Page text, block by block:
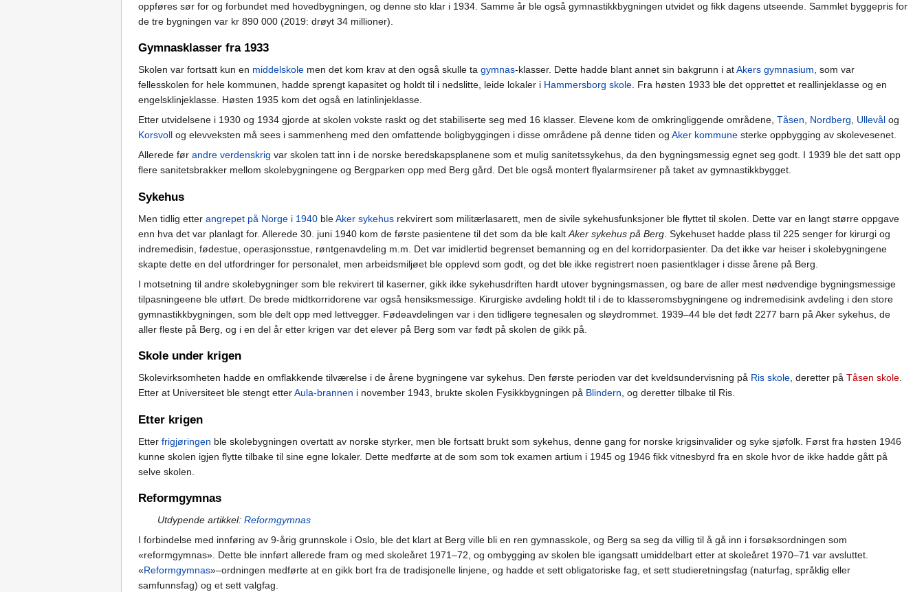
oppføres sør for og forbundet med hovedbygningen, og denne sto klar i 1934. Samme år ble også gymnastikkbygningen utvidet og fikk dagens utseende. Sammlet byggepris for
de tre bygningen var kr 890 000 (2019: drøyt 34 millioner).
Gymnasklasser fra 1933
Skolen var fortsatt kun en middelskole men det kom krav at den også skulle ta gymnas-klasser. Dette hadde blant annet sin bakgrunn i atAkers gymnasium, som var
fellesskolen for hele kommunen, hadde sprengt kapasitet og holdt til i nedslitte, leide lokaler i Hammersborg skole. Fra høsten 1933 ble det opprettet et reallinjeklasse og en
engelsklinjeklasse. Høsten 1935 kom det også en latinlinjeklasse.
Etter utvidelsene i 1930 og 1934 gjorde at skolen vokste raskt og det stabiliserte seg med 16 klasser. Elevene kom de omkringliggende områdene, Tåsen, Nordberg, Ullevål og
Korsvoll og elevveksten må sees i sammenheng med den omfattende boligbyggingen i disse områdene på denne tiden og Aker kommune sterke oppbygging av skolevesenet.
Allerede før andre verdenskrig var skolen tatt inn i de norske beredskapsplanene som et mulig sanitetssykehus, da den bygningsmessig egnet seg godt. I 1939 ble det satt opp
flere sanitetsbrakker mellom skolebygningene og Bergparken opp med Berg gård. Det ble også montert flyalarmsirener på taket av gymnastikkbygget.
Sykehus
Men tidlig etter angrepet på Norge i 1940 bleAker sykehus rekvirert som militærlasarett, men de sivile sykehusfunksjoner ble flyttet til skolen. Dette var en langt større oppgave
enn hva det var planlagt for. Allerede 30. juni 1940 kom de første pasientene til det som da ble kalt Aker sykehus på Berg . Sykehuset hadde plass til 225 senger for kirurgi og
indremedisin, fødestue, operasjonsstue, røntgenavdeling m.m. Det var imidlertid begrenset bemanning og en del korridorpasienter. Da det ikke var heiser i skolebygningene
skapte dette en del utfordringer for personalet, men arbeidsmiljøet ble opplevd som godt, og det ble ikke registrert noen pasientklager i disse årene på Berg.
I motsetning til andre skolebygninger som ble rekvirert til kaserner, gikk ikke sykehusdriften hardt utover bygningsmassen, og bare de aller mest nødvendige bygningsmessige
tilpasningeene ble utført. De brede midtkorridorene var også hensiksmessige. Kirurgiske avdeling holdt til i de to klasseromsbygningene og indremedisink avdeling i den store
gymnastikkbygningen, som ble delt opp med lettvegger. Fødeavdelingen var i den tidligere tegnesalen og sløydrommet. 1939–44 ble det født 2277 barn på Aker sykehus, de
aller fleste på Berg, og i en del år etter krigen var det elever på Berg som var født på skolen de gikk på.
Skole under krigen
Skolevirksomheten hadde en omflakkende tilværelse i de årene bygningene var sykehus. Den første perioden var det kveldsundervisning på Ris skole, deretter på Tåsen skole.
Etter at Universiteet ble stengt etterAula-brannen i november 1943, brukte skolen Fysikkbygningen på Blindern, og deretter tilbake til Ris.
Etter krigen
Etter frigjøringen ble skolebygningen overtatt av norske styrker, men ble fortsatt brukt som sykehus, denne gang for norske krigsinvalider og syke sjøfolk. Først fra høsten 1946
kunne skolen igjen flytte tilbake til sine egne lokaler. Dette medførte at de som som tok examen artium i 1945 og 1946 fikk vitnesbyrd fra en skole hvor de ikke hadde gått på
selve skolen.
Reformgymnas
Utdypende artikkel: Reformgymnas
I forbindelse med innføring av 9-årig grunnskole i Oslo, ble det klart at Berg ville bli en ren gymnasskole, og Berg sa seg da villig til å gå inn i forsøksordningen som
«reformgymnas». Dette ble innført allerede fram og med skoleåret 1971–72, og ombygging av skolen ble igangsatt umiddelbart etter at skoleåret 1970–71 var avsluttet.
«Reformgymnas»–ordningen medførte at en gikk bort fra de tradisjonelle linjene, og hadde et sett obligatoriske fag, et sett studieretningsfag (naturfag, språklig eller
samfunnsfag) og et sett valgfag.